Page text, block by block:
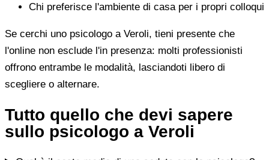
Chi preferisce l'ambiente di casa per i propri colloqui
Se cerchi uno psicologo a Veroli, tieni presente che
l'online non esclude l'in presenza: molti professionisti
offrono entrambe le modalità, lasciandoti libero di
scegliere o alternare.
Tutto quello che devi sapere
sullo psicologo a Veroli